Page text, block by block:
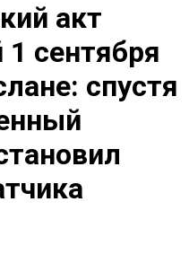
акт
сентября
спустя